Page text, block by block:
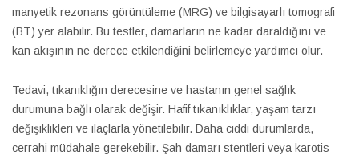
manyetik rezonans görüntüleme (MRG) ve bilgisayarlı tomografi
(BT) yer alabilir. Bu testler, damarların ne kadar daraldığını ve
kan akışının ne derece etkilendiğini belirlemeye yardımcı olur.
Tedavi, tıkanıklığın derecesine ve hastanın genel sağlık
durumuna bağlı olarak değişir. Hafif tıkanıklıklar, yaşam tarzı
değişiklikleri ve ilaçlarla yönetilebilir. Daha ciddi durumlarda,
cerrahi müdahale gerekebilir. Şah damarı stentleri veya karotis